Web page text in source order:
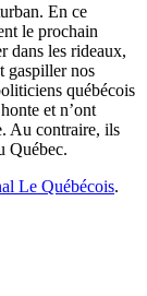
En ce
le prochain
dans les rideaux,
gaspiller nos
québécois
et n’ont
Au contraire, ils
Québec.
Le Québécois.